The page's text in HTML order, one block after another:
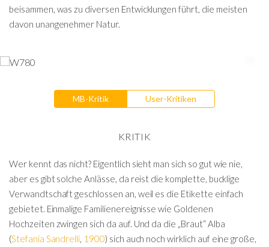
beisammen, was zu diversen Entwicklungen führt, die meisten
davon unangenehmer Natur.
MB-Kritik User-Kritiken
KRITIK
Wer kennt das nicht? Eigentlich sieht man sich so gut wie nie,
aber es gibt solche Anlässe, da reist die komplette, bucklige
Verwandtschaft geschlossen an, weil es die Etikette einfach
gebietet. Einmalige Familienereignisse wie Goldenen
Hochzeiten zwingen sich da auf. Und da die „Braut“ Alba
(Stefania Sandrelli 1900) sich auch noch wirklich auf eine große,